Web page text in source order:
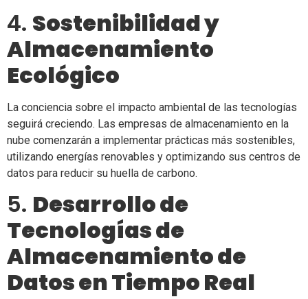
4. Sostenibilidad y
Almacenamiento
Ecológico
La conciencia sobre el impacto ambiental de las tecnologías
seguirá creciendo. Las empresas de almacenamiento en la
nube comenzarán a implementar prácticas más sostenibles,
utilizando energías renovables y optimizando sus centros de
datos para reducir su huella de carbono.
5. Desarrollo de
Tecnologías de
Almacenamiento de
Datos en Tiempo Real